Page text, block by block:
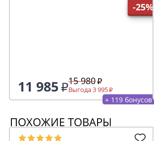
-25%
11 985 15 980
Выгода 3 995
+ 119 бонусов
ПОХОЖИЕ ТОВАРЫ